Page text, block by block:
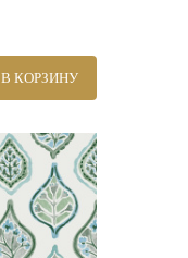
В КОРЗИНУ